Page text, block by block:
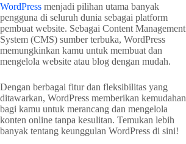
WordPress menjadi pilihan utama banyak
pengguna di seluruh dunia sebagai platform
pembuat website. Sebagai Content Management
System (CMS) sumber terbuka, WordPress
memungkinkan kamu untuk membuat dan
mengelola website atau blog dengan mudah.
Dengan berbagai fitur dan fleksibilitas yang
ditawarkan, WordPress memberikan kemudahan
bagi kamu untuk merancang dan mengelola
konten online tanpa kesulitan. Temukan lebih
banyak tentang keunggulan WordPress di sini!